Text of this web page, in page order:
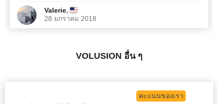
Valerie,
28 มกราคม 2018
VOLUSION อื่น ๆ
คะแนนของเรา